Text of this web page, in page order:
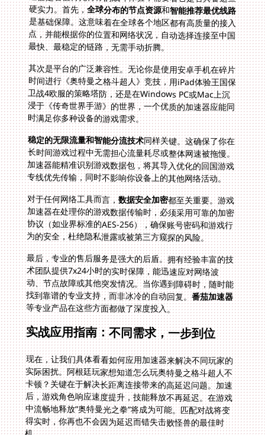
硬实力。首先，全球分布的节点资源和智能推荐最优线路
是基础保障。这意味着在全球各个地区都有高质量的接入
点，并能根据你的位置和网络状况，自动选择连接至中国
最快、最稳定的链路，无需手动折腾。
其次是平台的广泛兼容性。无论你是使用安卓手机在碎片
时间进行《奥特曼之格斗超人》竞技，用iPad体验王国保
卫战4欧服的策略塔防，还是在Windows PC或Mac上沉
浸于《传奇世界手游》的世界，一个优质的加速器应能同
时满足你多种设备的游戏需求。
稳定的无限流量和智能分流技术同样关键。这确保了你在
长时间游戏过程中无需担心流量耗尽或整体网速被拖慢。
加速器能精准识别游戏数据包，将其导入优化的回国游戏
专线优先传输，同时不影响你设备上的其他网络活动。
对于任何网络工具而言，数据安全加密都至关重要。游戏
加速器在处理你的游戏数据传输时，必须采用可靠的加密
协议（如业界标准的AES-256），确保账号密码和游戏行
为的安全，杜绝隐私泄露或被第三方窥探的风险。
最后，专业的售后服务是强大的后盾。拥有经验丰富的技
术团队提供7x24小时的实时保障，能迅速应对网络波
动、节点故障或其他突发情况。当你遇到障碍时，随时能
找到靠谱的专业支持，而非冰冷的自动回复。番茄加速器
等专业产品在这些方面都做了深度投入。
实战应用指南：不同需求，一步到位
现在，让我们具体看看如何应用加速器来解决不同玩家的
实际困扰。阿根廷玩家想知道怎么玩奥特曼之格斗超人不
卡顿？关键在于解决长距离连接带来的高延迟问题。加速
后，游戏角色响应速度提升，技能释放不再延迟。在游戏
中流畅地释放“奥特曼光之拳”将成为可能。匹配对战将变
得实时，你再也不会因为延迟而错失击败怪兽的最佳时